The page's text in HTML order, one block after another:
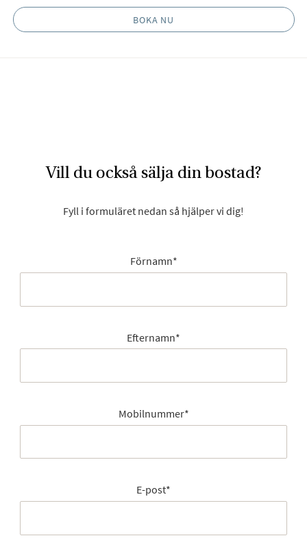
BOKA NU
Vill du också sälja din bostad?
Fyll i formuläret nedan så hjälper vi dig!
Förnamn*
Efternamn*
Mobilnummer*
E-post*